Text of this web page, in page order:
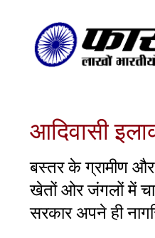
आदिवासी
बस्तर के ग्रामीण और
खेतों ओर जंगलों में
सरकार अपने ही